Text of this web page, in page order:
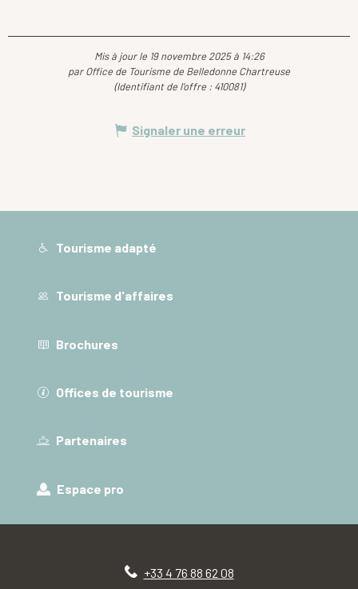
Mis à jour le 19 novembre 2025 à 14:26
par Office de Tourisme de Belledonne Chartreuse
(Identifiant de l'offre : 410081)
Signaler une erreur
Tourisme adapté
Tourisme d'affaires
Brochures
Offices de tourisme
Partenaires
Espace pro
+33 4 76 88 62 08